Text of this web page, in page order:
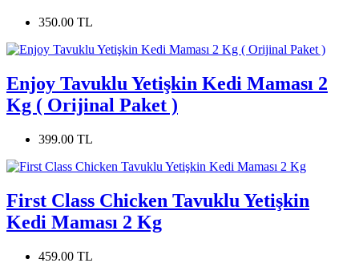
350.00 TL
Enjoy Tavuklu Yetişkin Kedi Maması 2
Kg ( Orijinal Paket )
399.00 TL
First Class Chicken Tavuklu Yetişkin
Kedi Maması 2 Kg
459.00 TL